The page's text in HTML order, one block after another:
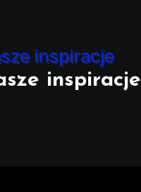
inspiracje